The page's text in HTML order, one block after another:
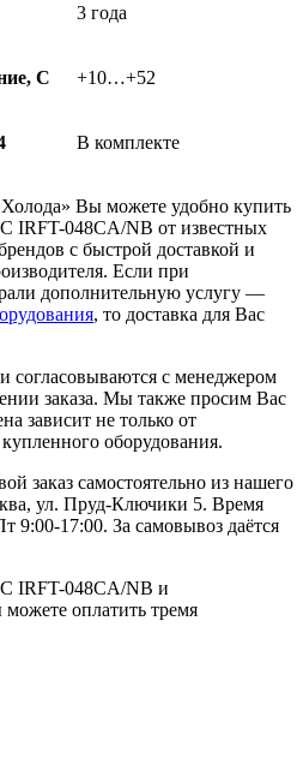
3 года
С +10…+52
В комплекте
Вы можете удобно купить
IRFT-048CA/NB от известных
с быстрой доставкой и
Если при
дополнительную услугу —
, то доставка для Вас
согласовываются с менеджером
заказа. Мы также просим Вас
зависит не только от
оборудования.
заказ самостоятельно из нашего
ул. Пруд-Ключики 5. Время
9:00-17:00. За самовывоз даётся
IRFT-048CA/NB и
оплатить тремя